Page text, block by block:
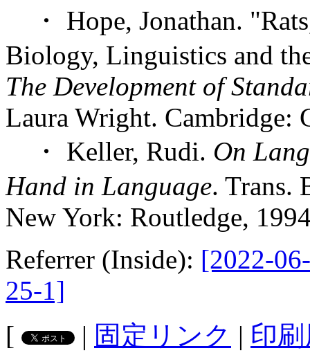
・ Hope, Jonathan.
Biology, Linguistics and
The Development of
Laura Wright. Cambridge:
・ Keller, Rudi. On
Hand in Language. Trans.
New York: Routledge,
Referrer (Inside): [2022-
25-1]
[
| 固定リンク | 印